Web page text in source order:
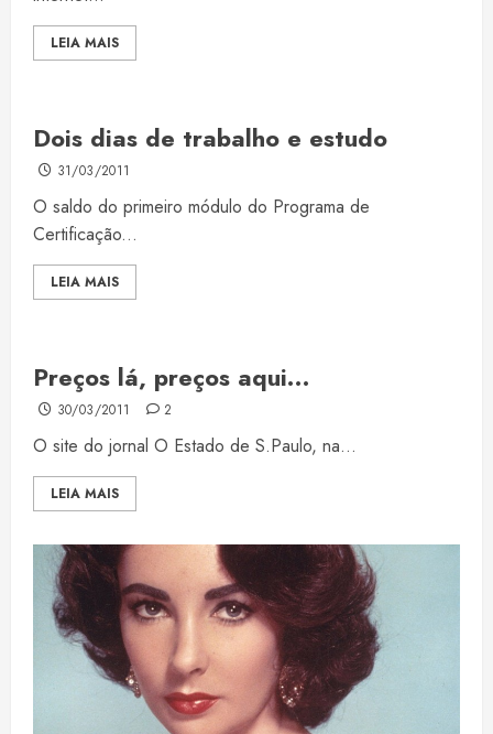
LEIA MAIS
Dois dias de trabalho e estudo
31/03/2011
O saldo do primeiro módulo do Programa de
Certificação...
LEIA MAIS
Preços lá, preços aqui…
30/03/2011 2
O site do jornal O Estado de S.Paulo, na...
LEIA MAIS